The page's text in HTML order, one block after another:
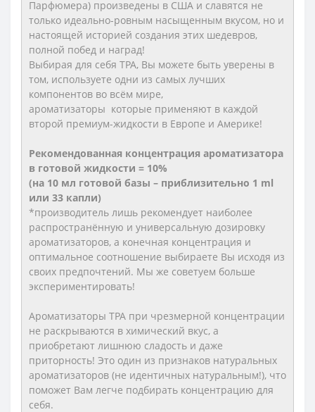
Парфюмера) произведены в США и славятся не
только идеально-ровным насыщенным вкусом, но и
настоящей историей создания этих шедевров,
полной побед и наград!
Выбирая для себя TPA, Вы можете быть уверены в
том, используете одни из самых лучших
компонентов во всём мире,
ароматизаторы которые применяют в каждой
второй премиум-жидкости в Европе и Америке!
Рекомендованная концентрация ароматизатора
в готовой жидкости = 10%
(на 10 мл готовой базы – приблизительно 1 ml
или 33 капли)
*производитель лишь рекомендует наиболее
распространённую и универсальную дозировку
ароматизаторов, а конечная концентрация и
оптимальное соотношение выбираете Вы исходя из
своих предпочтений. Мы же советуем больше
экспериментировать!
Ароматизаторы TPA при чрезмерной концентрации
не раскрываются в химический вкус, а
приобретают лишнюю сладость и даже
приторность! Это один из признаков натуральных
ароматизаторов (не идентичных натуральным!), что
поможет Вам легче подбирать концентрацию для
себя.